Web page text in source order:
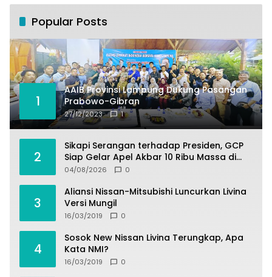
Popular Posts
1
AAIB Provinsi Lampung Dukung Pasangan
Prabowo-Gibran
27/12/2023 1
2
Sikapi Serangan terhadap Presiden, GCP
Siap Gelar Apel Akbar 10 Ribu Massa di
Sukabumi.
04/08/2026 0
3
Aliansi Nissan-Mitsubishi Luncurkan Livina
Versi Mungil
16/03/2019 0
4
Sosok New Nissan Livina Terungkap, Apa
Kata NMI?
16/03/2019 0